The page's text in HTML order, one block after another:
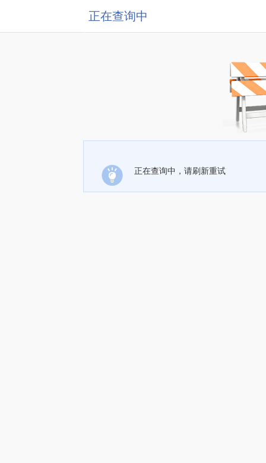
正在查询中
正在查询中，请刷新重试